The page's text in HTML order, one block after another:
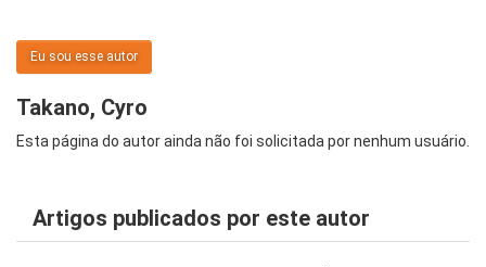
Eu sou esse autor
Takano, Cyro
Esta página do autor ainda não foi solicitada por nenhum usuário.
Artigos publicados por este autor